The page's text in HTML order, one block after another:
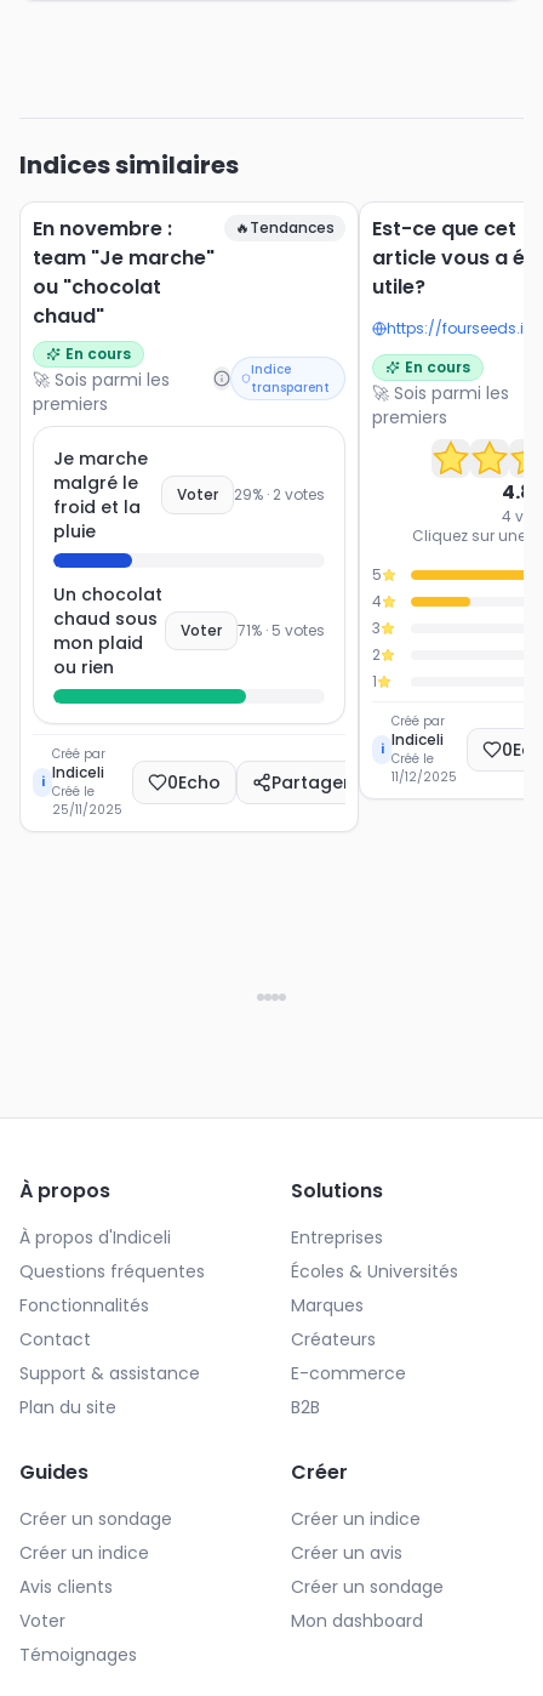
Indices similaires
En novembre :
team "Je marche"
ou "chocolat
chaud"
🔥Tendances
En cours
🚀 Sois parmi les
premiers
Indice
transparent
Je marche
malgré le
froid et la
pluie
Voter 29% · 2votes
Un chocolat
chaud sous
mon plaid
ou rien
Voter 71% · 5 votes
i
Créé par
Indiceli
Créé le
25/11/2025
0Echo Partager
Est-ce que cet
article vous a
utile?
En cours
🚀 Sois parmi les
premiers
4.8
4
Cliquez sur une
5
4
3
2
1
i
Créé par
Indiceli
Créé le
11/12/2025
0
À propos
À propos d'Indiceli
Questions fréquentes
Fonctionnalités
Contact
Support & assistance
Plan du site
Solutions
Entreprises
Écoles & Universités
Marques
Créateurs
E-commerce
B2B
Guides
Créer un sondage
Créer un indice
Avis clients
Voter
Témoignages
Créer
Créer un indice
Créer un avis
Créer un sondage
Mon dashboard